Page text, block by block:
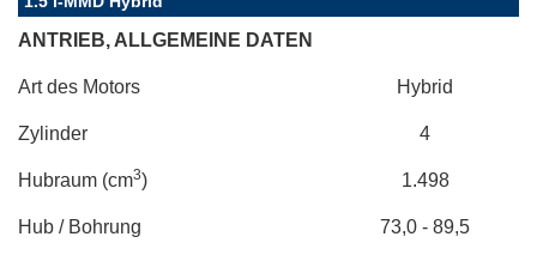
ANTRIEB, ALLGEMEINE DATEN
Art des Motors Hybrid
Zylinder 4
Hubraum (cm3) 1.498
Hub / Bohrung 73,0 - 89,5